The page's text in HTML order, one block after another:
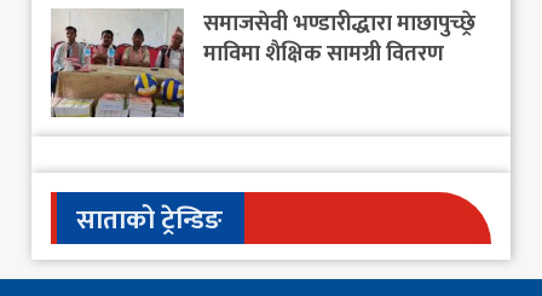
समाजसेवी भण्डारीद्धारा माछापुच्छ्रे
माविमा शैक्षिक सामग्री वितरण
साताको ट्रेन्डिङ